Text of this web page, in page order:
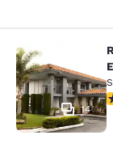
Rodeway
14